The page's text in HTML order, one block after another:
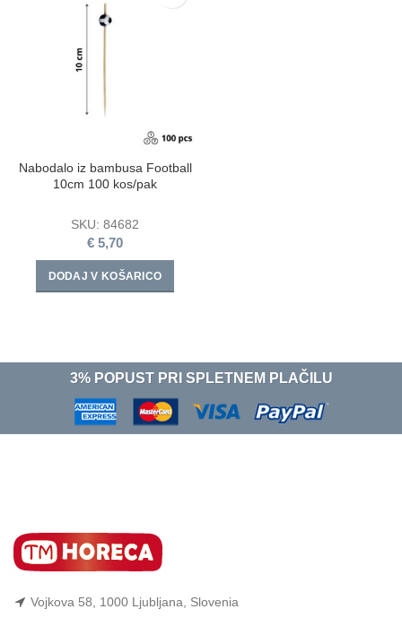
Nabodalo iz bambusa Football
10cm 100 kos/pak
SKU: 84682
€ 5,70
DODAJ V KOŠARICO
3% POPUST PRI SPLETNEM PLAČILU
Vojkova 58, 1000 Ljubljana, Slovenia